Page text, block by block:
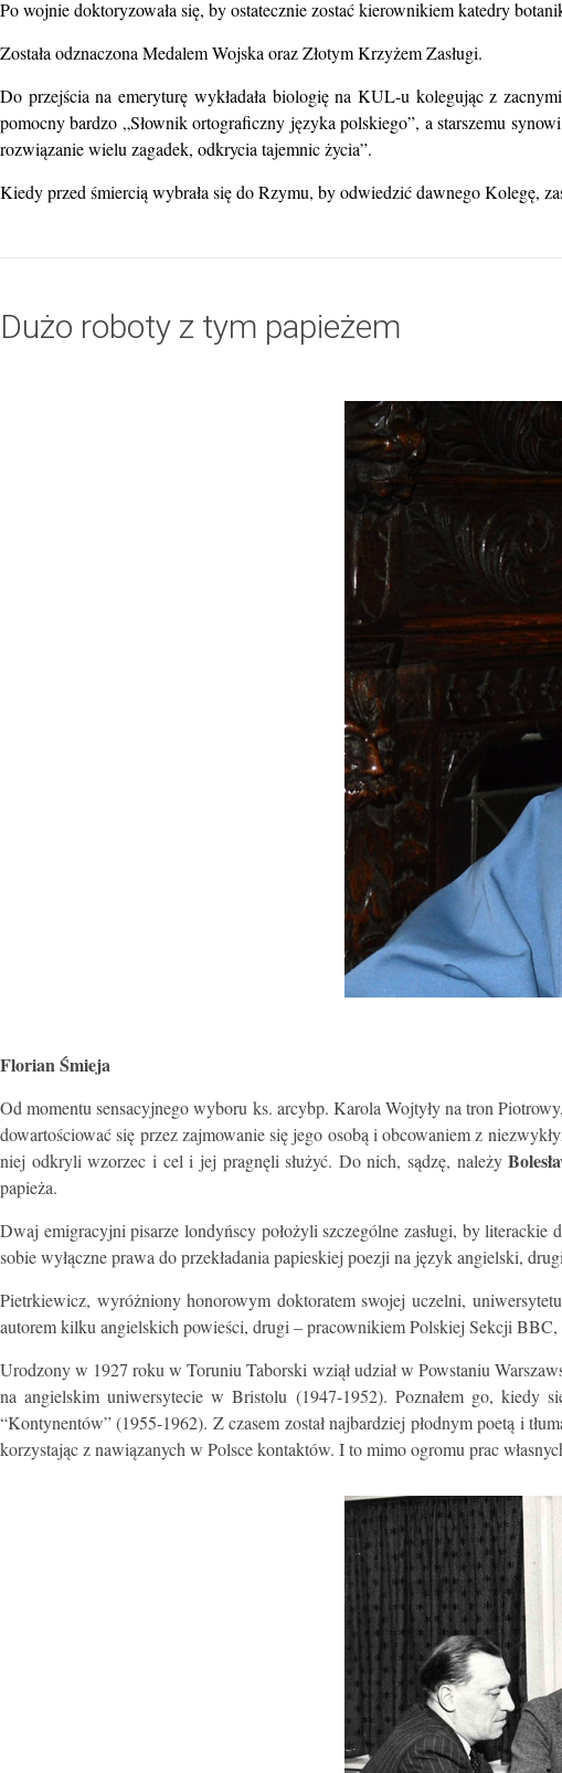
Po wojnie doktoryzowała się, by ostatecznie zostać kierownikiem katedry
Została odznaczona Medalem Wojska oraz Złotym Krzyżem Zasługi.
Do przejścia na emeryturę wykładała biologię na KUL-u kolegując z
pomocny bardzo „Słownik ortograficzny języka polskiego”, a starszemu
rozwiązanie wielu zagadek, odkrycia tajemnic życia”.
Kiedy przed śmiercią wybrała się do Rzymu, by odwiedzić dawnego Kolegę,
Dużo roboty z tym papieżem
Florian Śmieja
Od momentu sensacyjnego wyboru ks. arcybp. Karola Wojtyły na tron
dowartościować się przez zajmowanie się jego osobą i obcowaniem z
niej odkryli wzorzec i cel i jej pragnęli służyć. Do nich, sądzę, należy
papieża.
Dwaj emigracyjni pisarze londyńscy położyli szczególne zasługi, by literackie
sobie wyłączne prawa do przekładania papieskiej poezji na język angielski,
Pietrkiewicz, wyróżniony honorowym doktoratem swojej uczelni,
autorem kilku angielskich powieści, drugi – pracownikiem Polskiej Sekcji BBC,
Urodzony w 1927 roku w Toruniu Taborski wziął udział w Powstaniu
na angielskim uniwersytecie w Bristolu (1947-1952). Poznałem go, kiedy
“Kontynentów” (1955-1962). Z czasem został najbardziej płodnym poetą i
korzystając z nawiązanych w Polsce kontaktów. I to mimo ogromu prac